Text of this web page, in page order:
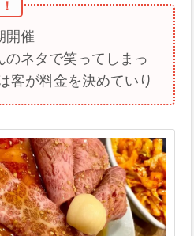
開催
のネタで笑ってしまっ
客が料金を決めていり